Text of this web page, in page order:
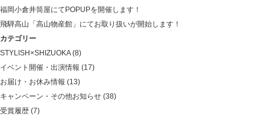
福岡小倉井筒屋にてPOPUPを開催します！
飛騨高山「高山物産館」にてお取り扱いが開始します！
カテゴリー
STYLISH×SHIZUOKA(8)
イベント開催・出演情報 (17)
お届け・お休み情報 (13)
キャンペーン・その他お知らせ (38)
受賞履歴 (7)